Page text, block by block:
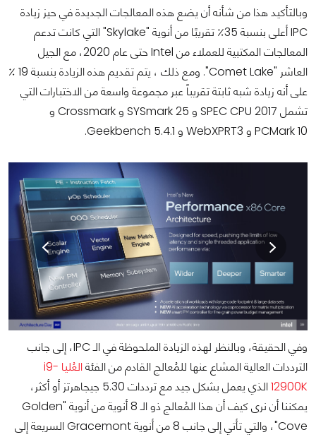
وبالتأكيد هذا من شأنه أن يضع هذه المعالجات الجديدة في حيز زيادة
IPC أعلى بنسبة 35٪ تقريبًا من أنوية "Skylake" التي كانت تدعم
المعالجات المكتبية للعملاء من Intel حتى عام 2020، مع الجيل
العاشر "Comet Lake". ومع ذلك ، يتم تقديم هذه الزيادة بنسبة 19 ٪
على أنه زيادة شبه ثابتة تقريباً عبر مجموعة واسعة من الاختبارات التي
تشمل SPEC CPU 2017 و SYSmark 25 و Crossmark و
PCMark 10 و WebXPRT3 و Geekbench 5.4.1.
وفي الحقيقة، وبالنظر لهذه الزيادة الملحوظة في الـ IPC، إلى جانب
الترددات العالية المشاع عنها للمُعالج القادم من الفئة
العُليا i9-
12900K
الذي يعمل بشكل جيد مع ترددات 5.30 جيجاهرتز أو أكثر،
يمكننا أن نرى كيف أن هذا المُعالج ذو الـ 8 أنوية من أنوية "Golden
Cove"، والتي تأتي إلى جانب 8 من أنوية Gracemont السريعة إلى